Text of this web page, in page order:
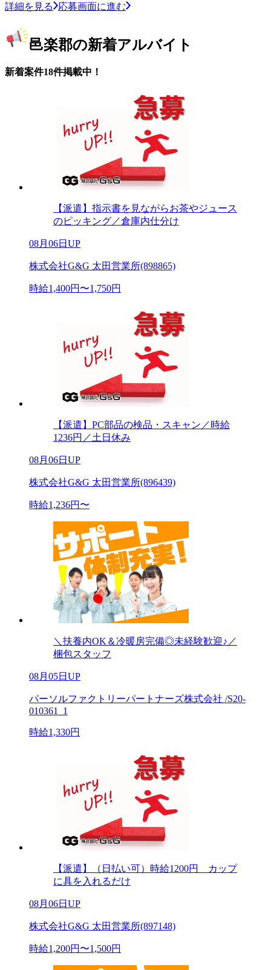
詳細を見る
応募画面に進む
邑楽郡の新着アルバイト
新着案件18件掲載中！
【派遣】指示書を見ながらお茶やジュース
のピッキング／倉庫内仕分け
08月06日UP
株式会社G&G 太田営業所(898865)
時給1,400円〜1,750円
【派遣】PC部品の検品・スキャン／時給
1236円／土日休み
08月06日UP
株式会社G&G 太田営業所(896439)
時給1,236円〜
＼扶養内OK＆冷暖房完備◎未経験歓迎♪／
梱包スタッフ
08月05日UP
パーソルファクトリーパートナーズ株式会社 /S20-
010361_1
時給1,330円
【派遣】（日払い可）時給1200円 カップ
に具を入れるだけ
08月06日UP
株式会社G&G 太田営業所(897148)
時給1,200円〜1,500円